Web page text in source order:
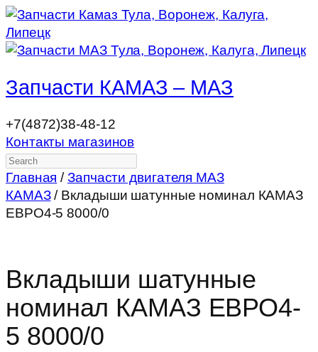
Запчасти КАМАЗ – МАЗ
+7(4872)38-48-12
Контакты магазинов
Search
Главная /Запчасти двигателя МАЗ
КАМАЗ/ Вкладыши шатунные номинал КАМАЗ
ЕВРО4-5 8000/0
Вкладыши шатунные
номинал КАМАЗ ЕВРО4-
5 8000/0